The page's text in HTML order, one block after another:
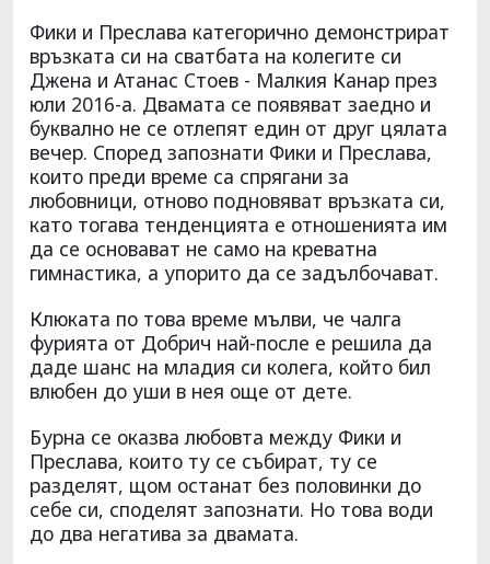
Фики и Преслава категорично демонстрират
връзката си на сватбата на колегите си
Джена и Атанас Стоев - Малкия Канар през
юли 2016-а. Двамата се появяват заедно и
буквално не се отлепят един от друг цялата
вечер. Според запознати Фики и Преслава,
които преди време са спрягани за
любовници, отново подновяват връзката си,
като тогава тенденцията е отношенията им
да се основават не само на креватна
гимнастика, а упорито да се задълбочават.
Клюката по това време мълви, че чалга
фурията от Добрич най-после е решила да
даде шанс на младия си колега, който бил
влюбен до уши в нея още от дете.
Бурна се оказва любовта между Фики и
Преслава, които ту се събират, ту се
разделят, щом останат без половинки до
себе си, споделят запознати. Но това води
до два негатива за двамата.